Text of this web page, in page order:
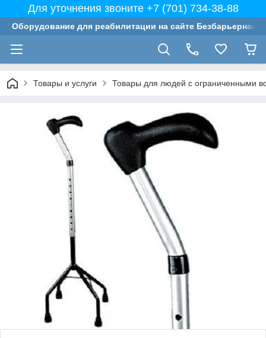
Для уточнения звоните +7 (701) 734-38-88
Оборудование для реабилитации на сайте Безбарьерная
Товары и услуги Товары для людей с ограниченными